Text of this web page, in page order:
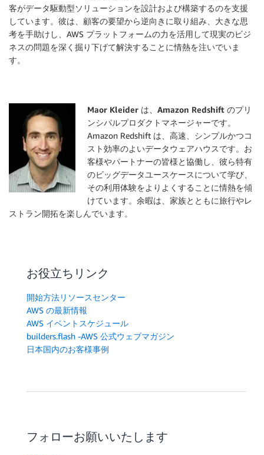
客がデータ駆動型ソリューションを設計および構築するのを支援
しています。彼は、顧客の要望から逆向きに取り組み、大きな思
考を手助けし、AWS プラットフォームの力を活用して現実のビジ
ネスの問題を深く掘り下げて解決することに情熱を注いでいま
す。
Maor Kleider は、 Amazon Redshift のプリ
ンシパルプロダクトマネージャーです。
Amazon Redshift は、高速、シンプルかつコ
スト効率のよいデータウェアハウスです。お
客様やパートナーの皆様と協働し、彼ら特有
のビッグデータユースケースについて学び、
その利用体験をよりよくすることに情熱を傾
けています。余暇は、家族とともに旅行やレ
ストラン開拓を楽しんでいます。
お役立ちリンク
開始方法リソースセンター
AWS の最新情報
AWS イベントスケジュール
builders.flash -AWS 公式ウェブマガジン
日本国内のお客様事例
フォローお願いいたします